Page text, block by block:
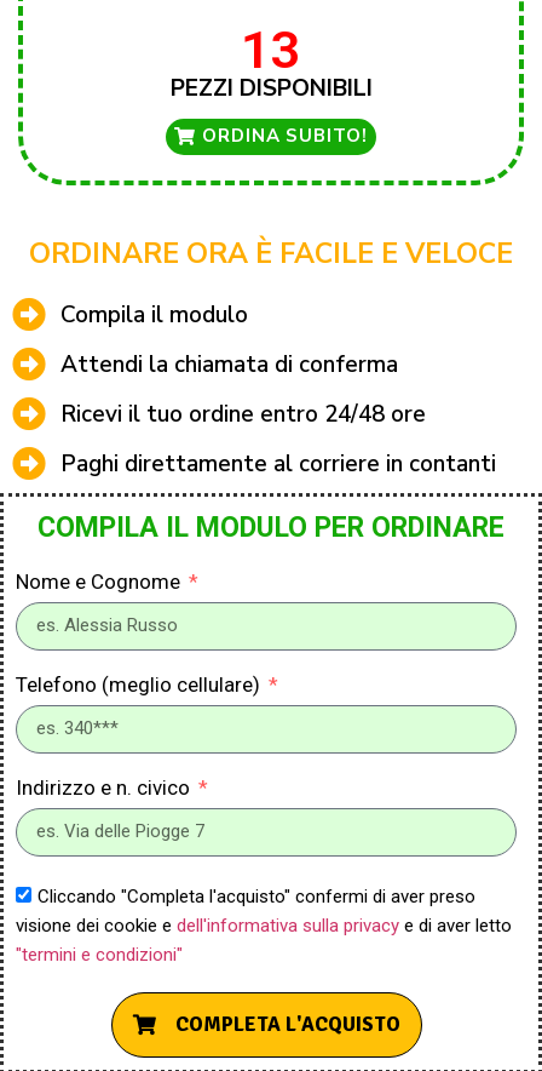
13
PEZZI DISPONIBILI
ORDINA SUBITO!
ORDINARE ORA È FACILE E VELOCE
Compila il modulo
Attendi la chiamata di conferma
Ricevi il tuo ordine entro 24/48 ore
Paghi direttamente al corriere in contanti
COMPILA IL MODULO PER ORDINARE
Nome e Cognome
Telefono (meglio cellulare)
Indirizzo e n. civico
Cliccando "Completa l'acquisto" confermi di aver preso
visione dei cookie e dell'informativa sulla privacy e di aver letto
"termini e condizioni"
COMPLETA L'ACQUISTO